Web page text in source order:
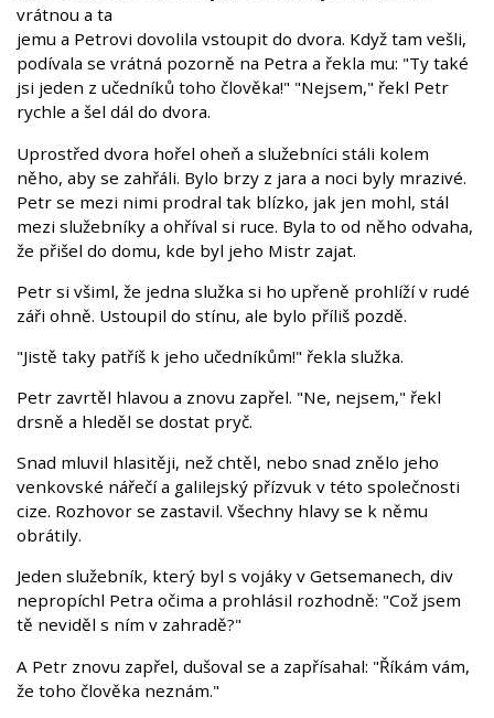
vrátnou a ta
jemu a Petrovi dovolila vstoupit do dvora. Když tam vešli,
podívala se vrátná pozorně na Petra a řekla mu: "Ty také
jsi jeden z učedníků toho člověka!" "Nejsem," řekl Petr
rychle a šel dál do dvora.
Uprostřed dvora hořel oheň a služebníci stáli kolem
něho, aby se zahřáli. Bylo brzy z jara a noci byly mrazivé.
Petr se mezi nimi prodral tak blízko, jak jen mohl, stál
mezi služebníky a ohříval si ruce. Byla to od něho odvaha,
že přišel do domu, kde byl jeho Mistr zajat.
Petr si všiml, že jedna služka si ho upřeně prohlíží v rudé
záři ohně. Ustoupil do stínu, ale bylo příliš pozdě.
"Jistě taky patříš k jeho učedníkům!" řekla služka.
Petr zavrtěl hlavou a znovu zapřel. "Ne, nejsem," řekl
drsně a hleděl se dostat pryč.
Snad mluvil hlasitěji, než chtěl, nebo snad znělo jeho
venkovské nářečí a galilejský přízvuk v této společnosti
cize. Rozhovor se zastavil. Všechny hlavy se k němu
obrátily.
Jeden služebník, který byl s vojáky v Getsemanech, div
nepropíchl Petra očima a prohlásil rozhodně: "Což jsem
tě neviděl s ním v zahradě?"
A Petr znovu zapřel, dušoval se a zapřísahal: "Říkám vám,
že toho člověka neznám."